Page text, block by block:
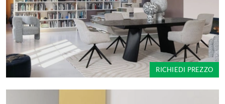
RICHIEDI PREZZO